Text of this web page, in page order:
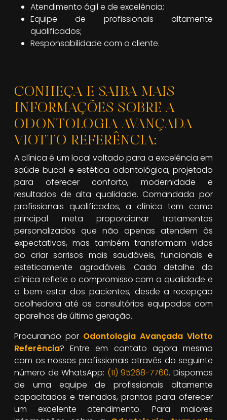
Atendimento ágil e de excelência;
Equipe de profissionais altamente
qualificados;
Responsabilidade com o cliente.
CONHEÇA E SAIBA MAIS
INFORMAÇÕES SOBRE A
ODONTOLOGIA AVANÇADA
VIOTTO REFERÊNCIA:
A clínica é um local voltado para a excelência em
saúde bucal e estética odontológica, projetado
para oferecer conforto, modernidade e
resultados de alta qualidade. Comandada por
profissionais qualificados, a clínica tem como
principal meta proporcionar tratamentos
personalizados que não apenas atendem às
expectativas, mas também transformam vidas
ao criar sorrisos mais saudáveis, funcionais e
esteticamente agradáveis. Cada detalhe da
clínica reflete o compromisso com a qualidade e
o bem-estar dos pacientes, desde a recepção
acolhedora até os consultórios equipados com
aparelhos de última geração.
Procurando por Odontologia Avançada Viotto
Referência? Entre em contato agora mesmo
com os nossos profissionais através do seguinte
número de WhatsApp: (11) 95268-7760. Dispomos
de uma equipe de profissionais altamente
capacitados e treinados, prontos para oferecer
um excelente atendimento. Para maiores